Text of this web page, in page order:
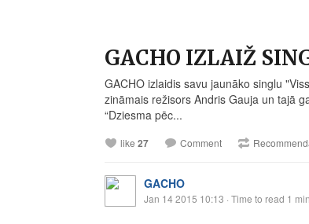
GACHO IZLAIŽ
GACHO izlaidis savu jaunāko singlu
zināmais režisors Andris Gauja un tajā
“Dziesma pēc...
like 27 Comment
GACHO
Jan 14 2015 10:13 · Time to read 1 min